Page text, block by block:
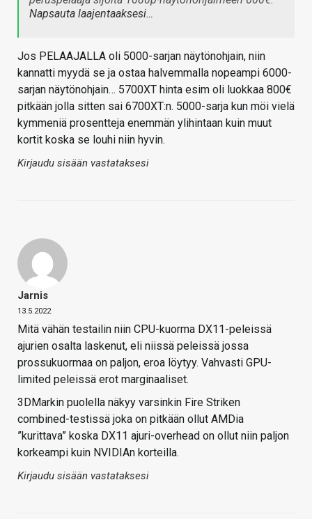
Napsauta laajentaaksesi…
Jos PELAAJALLA oli 5000-sarjan näytönohjain, niin
kannatti myydä se ja ostaa halvemmalla nopeampi 6000-
sarjan näytönohjain… 5700XT hinta esim oli luokkaa 800€
pitkään jolla sitten sai 6700XT:n. 5000-sarja kun möi vielä
kymmeniä prosentteja enemmän ylihintaan kuin muut
kortit koska se louhi niin hyvin.
Kirjaudu sisään vastataksesi
Jarnis
13.5.2022
Mitä vähän testailin niin CPU-kuorma DX11-peleissä
ajurien osalta laskenut, eli niissä peleissä jossa
prossukuormaa on paljon, eroa löytyy. Vahvasti GPU-
limited peleissä erot marginaaliset.
3DMarkin puolella näkyy varsinkin Fire Striken
combined-testissä joka on pitkään ollut AMDia
”kurittava” koska DX11 ajuri-overhead on ollut niin paljon
korkeampi kuin NVIDIAn korteilla.
Kirjaudu sisään vastataksesi